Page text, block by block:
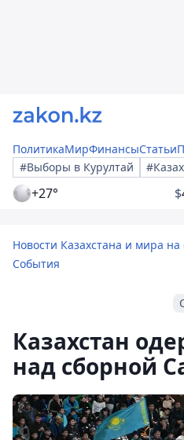
ПолитикаМирФинансыСтатьи
#Выборы в Курултай
+27° $
Новости Казахстана и мира на
События
Казахстан
над сборной